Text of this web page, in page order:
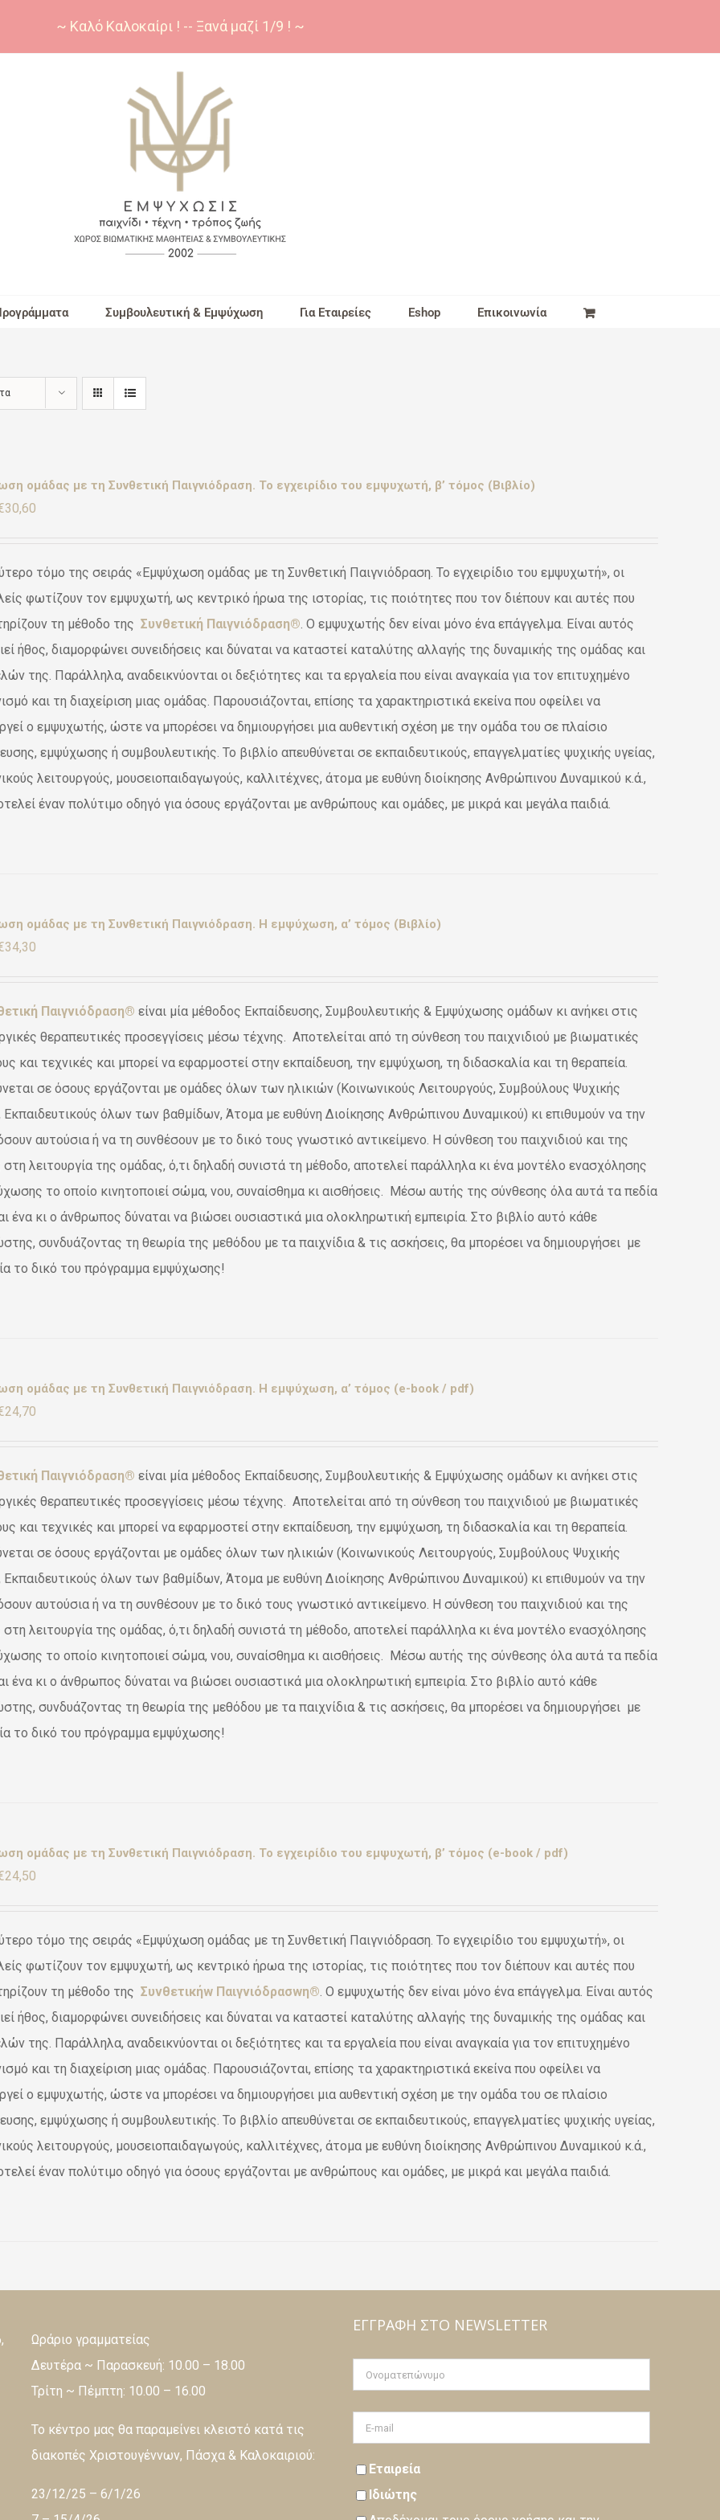
Συμβουλευτική & Εμψύχωση Για Εταιρείες Eshop Επικοινωνία
ομάδας με τη Συνθετική Παιγνιόδραση. Το εγχειρίδιο του εμψυχωτή, β’ τόμος (Βιβλίο)
€36,00.
30,60
είναι:
€30,60.
τόμο της σειράς «Εμψύχωση ομάδας με τη Συνθετική Παιγνιόδραση. Το εγχειρίδιο του εμψυχωτή», οι
φωτίζουν τον εμψυχωτή, ως κεντρικό ήρωα της ιστορίας, τις ποιότητες που τον διέπουν και αυτές που
τη μέθοδο τηςΣυνθετική Παιγνιόδραση®. Ο εμψυχωτής δεν είναι μόνο ένα επάγγελμα. Είναι αυτός
ήθος, διαμορφώνει συνειδήσεις και δύναται να καταστεί καταλύτης αλλαγής της δυναμικής της ομάδας και
της. Παράλληλα, αναδεικνύονται οι δεξιότητες και τα εργαλεία που είναι αναγκαία για τον επιτυχημένο
και τη διαχείριση μιας ομάδας. Παρουσιάζονται, επίσης τα χαρακτηριστικά εκείνα που οφείλει να
ο εμψυχωτής, ώστε να μπορέσει να δημιουργήσει μια αυθεντική σχέση με την ομάδα του σε πλαίσιο
εμψύχωσης ή συμβουλευτικής. Το βιβλίο απευθύνεται σε εκπαιδευτικούς, επαγγελματίες ψυχικής υγείας,
λειτουργούς, μουσειοπαιδαγωγούς, καλλιτέχνες, άτομα με ευθύνη διοίκησης Ανθρώπινου Δυναμικού κ.ά.,
έναν πολύτιμο οδηγό για όσους εργάζονται με ανθρώπους και ομάδες, με μικρά και μεγάλα παιδιά.
ομάδας με τη Συνθετική Παιγνιόδραση. Η εμψύχωση, α’ τόμος (Βιβλίο)
€49,00.
34,30
είναι:
€34,30.
Παιγνιόδραση® είναι μία μέθοδος Εκπαίδευσης, Συμβουλευτικής & Εμψύχωσης ομάδων κι ανήκει στις
θεραπευτικές προσεγγίσεις μέσω τέχνης. Αποτελείται από τη σύνθεση του παιχνιδιού με βιωματικές
και τεχνικές και μπορεί να εφαρμοστεί στην εκπαίδευση, την εμψύχωση, τη διδασκαλία και τη θεραπεία.
σε όσους εργάζονται με ομάδες όλων των ηλικιών (Κοινωνικούς Λειτουργούς, Συμβούλους Ψυχικής
Εκπαιδευτικούς όλων των βαθμίδων, Άτομα με ευθύνη Διοίκησης Ανθρώπινου Δυναμικού) κι επιθυμούν να την
αυτούσια ή να τη συνθέσουν με το δικό τους γνωστικό αντικείμενο. Η σύνθεση του παιχνιδιού και της
στη λειτουργία της ομάδας, ό,τι δηλαδή συνιστά τη μέθοδο, αποτελεί παράλληλα κι ένα μοντέλο ενασχόλησης
το οποίο κινητοποιεί σώμα, νου, συναίσθημα κι αισθήσεις. Μέσω αυτής της σύνθεσης όλα αυτά τα πεδία
ένα κι ο άνθρωπος δύναται να βιώσει ουσιαστικά μια ολοκληρωτική εμπειρία. Στο βιβλίο αυτό κάθε
συνδυάζοντας τη θεωρία της μεθόδου με τα παιχνίδια & τις ασκήσεις, θα μπορέσει να δημιουργήσει με
το δικό του πρόγραμμα εμψύχωσης!
ομάδας με τη Συνθετική Παιγνιόδραση. Η εμψύχωση, α’ τόμος (e-book / pdf)
€39,20.
24,70
είναι:
€24,70.
Παιγνιόδραση® είναι μία μέθοδος Εκπαίδευσης, Συμβουλευτικής & Εμψύχωσης ομάδων κι ανήκει στις
θεραπευτικές προσεγγίσεις μέσω τέχνης. Αποτελείται από τη σύνθεση του παιχνιδιού με βιωματικές
και τεχνικές και μπορεί να εφαρμοστεί στην εκπαίδευση, την εμψύχωση, τη διδασκαλία και τη θεραπεία.
σε όσους εργάζονται με ομάδες όλων των ηλικιών (Κοινωνικούς Λειτουργούς, Συμβούλους Ψυχικής
Εκπαιδευτικούς όλων των βαθμίδων, Άτομα με ευθύνη Διοίκησης Ανθρώπινου Δυναμικού) κι επιθυμούν να την
αυτούσια ή να τη συνθέσουν με το δικό τους γνωστικό αντικείμενο. Η σύνθεση του παιχνιδιού και της
στη λειτουργία της ομάδας, ό,τι δηλαδή συνιστά τη μέθοδο, αποτελεί παράλληλα κι ένα μοντέλο ενασχόλησης
το οποίο κινητοποιεί σώμα, νου, συναίσθημα κι αισθήσεις. Μέσω αυτής της σύνθεσης όλα αυτά τα πεδία
ένα κι ο άνθρωπος δύναται να βιώσει ουσιαστικά μια ολοκληρωτική εμπειρία. Στο βιβλίο αυτό κάθε
συνδυάζοντας τη θεωρία της μεθόδου με τα παιχνίδια & τις ασκήσεις, θα μπορέσει να δημιουργήσει με
το δικό του πρόγραμμα εμψύχωσης!
ομάδας με τη Συνθετική Παιγνιόδραση. Το εγχειρίδιο του εμψυχωτή, β’ τόμος (e-book / pdf)
€28,80.
24,50
είναι:
€24,50.
τόμο της σειράς «Εμψύχωση ομάδας με τη Συνθετική Παιγνιόδραση. Το εγχειρίδιο του εμψυχωτή», οι
φωτίζουν τον εμψυχωτή, ως κεντρικό ήρωα της ιστορίας, τις ποιότητες που τον διέπουν και αυτές που
τη μέθοδο τηςΣυνθετικήw Παιγνιόδρασwη®. Ο εμψυχωτής δεν είναι μόνο ένα επάγγελμα. Είναι αυτός
ήθος, διαμορφώνει συνειδήσεις και δύναται να καταστεί καταλύτης αλλαγής της δυναμικής της ομάδας και
της. Παράλληλα, αναδεικνύονται οι δεξιότητες και τα εργαλεία που είναι αναγκαία για τον επιτυχημένο
και τη διαχείριση μιας ομάδας. Παρουσιάζονται, επίσης τα χαρακτηριστικά εκείνα που οφείλει να
ο εμψυχωτής, ώστε να μπορέσει να δημιουργήσει μια αυθεντική σχέση με την ομάδα του σε πλαίσιο
εμψύχωσης ή συμβουλευτικής. Το βιβλίο απευθύνεται σε εκπαιδευτικούς, επαγγελματίες ψυχικής υγείας,
λειτουργούς, μουσειοπαιδαγωγούς, καλλιτέχνες, άτομα με ευθύνη διοίκησης Ανθρώπινου Δυναμικού κ.ά.,
έναν πολύτιμο οδηγό για όσους εργάζονται με ανθρώπους και ομάδες, με μικρά και μεγάλα παιδιά.
Ωράριο γραμματείας
Δευτέρα ~ Παρασκευή: 10.00 – 18.00
Τρίτη ~ Πέμπτη: 10.00 – 16.00
Το κέντρο μας θα παραμείνει κλειστό κατά τις
διακοπές Χριστουγέννων, Πάσχα & Καλοκαιριού:
23/12/25 – 6/1/26
ΕΓΓΡΑΦΉ ΣΤΟ NEWSLETTER
Εταιρεία
Ιδιώτης
~ Καλό Καλοκαίρι ! -- Ξανά μαζί 1/9 ! ~